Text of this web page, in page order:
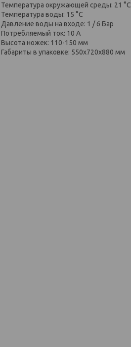
Температура окружающей среды: 21 °C
Температура воды: 15 °C
Давление воды на входе: 1 / 6 Бар
Потребляемый ток: 10 А
Высота ножек: 110-150 мм
Габариты в упаковке: 550х720х880 мм